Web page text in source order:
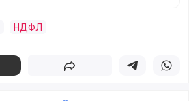
НДФЛ
Поделиться Поделиться в